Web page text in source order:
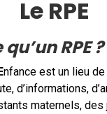
Le RPE
RPE ?
nfance est un lieu
d’informations,
maternels, des